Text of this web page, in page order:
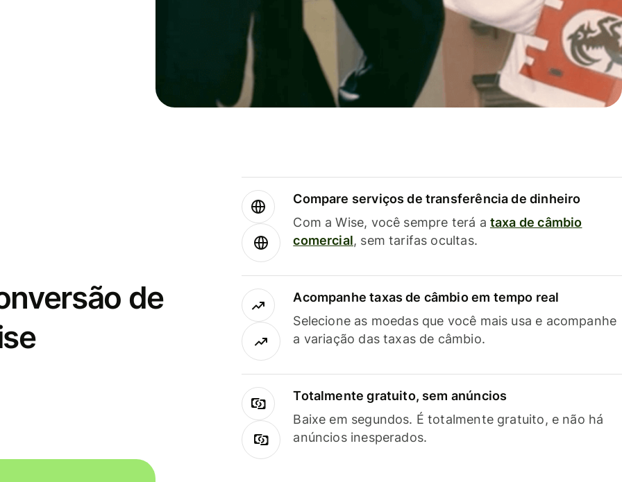
de
Compare serviços de transferência de dinheiro
Com a Wise, você sempre terá a taxa de câmbio
comercial, sem tarifas ocultas.
Acompanhe taxas de câmbio em tempo real
Selecione as moedas que você mais usa e acompanhe
a variação das taxas de câmbio.
Totalmente gratuito, sem anúncios
Baixe em segundos. É totalmente gratuito, e não há
anúncios inesperados.